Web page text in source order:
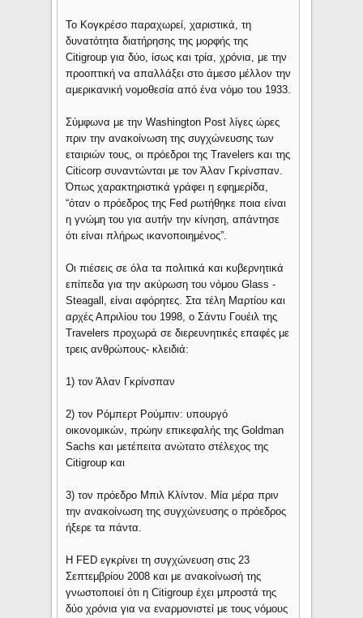
Το Κογκρέσο παραχωρεί, χαριστικά, τη
δυνατότητα διατήρησης της μορφής της
Citigroup για δύο, ίσως και τρία, χρόνια, με την
προοπτική να απαλλάξει στο άμεσο μέλλον την
αμερικανική νομοθεσία από ένα νόμο του 1933.
Σύμφωνα με την Washington Post λίγες ώρες
πριν την ανακοίνωση της συγχώνευσης των
εταιριών τους, οι πρόεδροι της Travelers και της
Citicorp συναντώνται με τον Άλαν Γκρίνσπαν.
Όπως χαρακτηριστικά γράφει η εφημερίδα,
“όταν ο πρόεδρος της Fed ρωτήθηκε ποια είναι
η γνώμη του για αυτήν την κίνηση, απάντησε
ότι είναι πλήρως ικανοποιημένος”.
Οι πιέσεις σε όλα τα πολιτικά και κυβερνητικά
επίπεδα για την ακύρωση του νόμου Glass -
Steagall, είναι αφόρητες. Στα τέλη Μαρτίου και
αρχές Απριλίου του 1998, ο Σάντυ Γουέιλ της
Travelers προχωρά σε διερευνητικές επαφές με
τρεις ανθρώπους- κλειδιά:
1) τον Άλαν Γκρίνσπαν
2) τον Ρόμπερτ Ρούμπιν: υπουργό
οικονομικών, πρώην επικεφαλής της Goldman
Sachs και μετέπειτα ανώτατο στέλεχος της
Citigroup και
3) τον πρόεδρο Μπιλ Κλίντον. Μία μέρα πριν
την ανακοίνωση της συγχώνευσης ο πρόεδρος
ήξερε τα πάντα.
Η FED εγκρίνει τη συγχώνευση στις 23
Σεπτεμβρίου 2008 και με ανακοίνωσή της
γνωστοποιεί ότι η Citigroup έχει μπροστά της
δύο χρόνια για να εναρμονιστεί με τους νόμους